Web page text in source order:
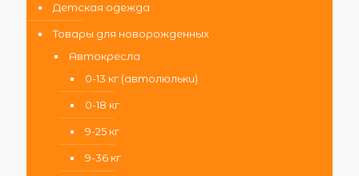
Детская одежда
Товары для новорожденных
Автокресла
0-13 кг (автолюльки)
0-18 кг
9-25 кг
9-36 кг